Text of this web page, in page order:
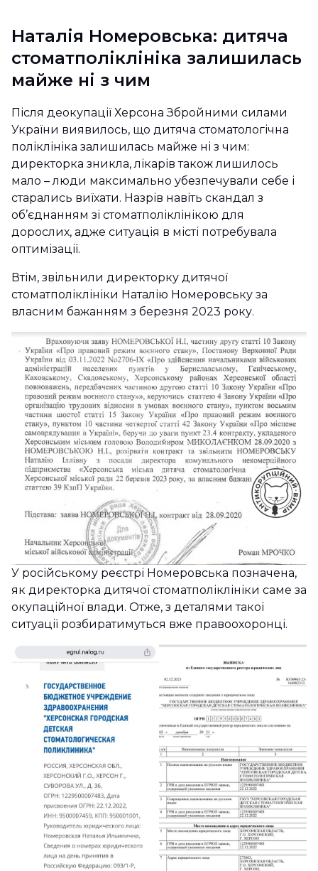
Наталія Номеровська: дитяча
стоматполіклініка залишилась
майже ні з чим
Після деокупації Херсона Збройними силами
України виявилось, що дитяча стоматологічна
поліклініка залишилась майже ні з чим:
директорка зникла, лікарів також лишилось
мало – люди максимально убезпечували себе і
старались виїхати. Назрів навіть скандал з
об’єднанням зі стоматполіклінікою для
дорослих, адже ситуація в місті потребувала
оптимізації.
Втім, звільнили директорку дитячої
стоматполіклініки Наталію Номеровську за
власним бажанням з березня 2023 року.
У російському реєстрі Номеровська позначена,
як директорка дитячої стоматполіклініки саме за
окупаційної влади. Отже, з деталями такої
ситуації розбиратимуться вже правоохоронці.